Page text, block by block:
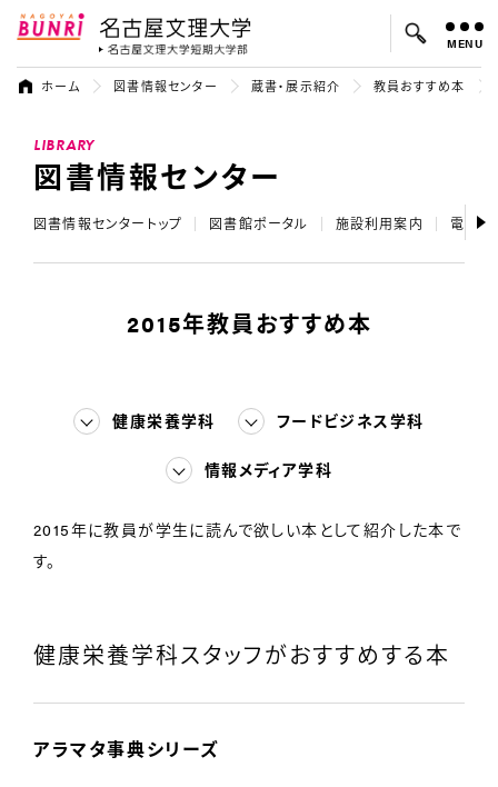
名古屋文理大学 名古屋文理大
よく検索されているキーワード：
MENU
ホーム 図書情報センター 蔵書・展示紹介 教員おすすめ本
LIBRARY
図書情報センター
図書情報センタートップ 図書館ポータル 施設利用案内 電子リ
2015年教員おすすめ本
健康栄養学科 フードビジネス学科
情報メディア学科
2015年に教員が学生に読んで欲しい本として紹介した本で
す。
健康栄養学科スタッフがおすすめする本
アラマタ事典シリーズ